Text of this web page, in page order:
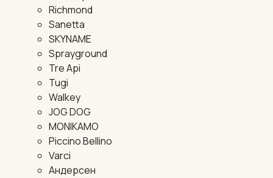
Richmond
Sanetta
SKYNAME
Sprayground
Tre Api
Tugi
Walkey
JOG DOG
MONIKAMO
Piccino Bellino
Varci
Андерсен